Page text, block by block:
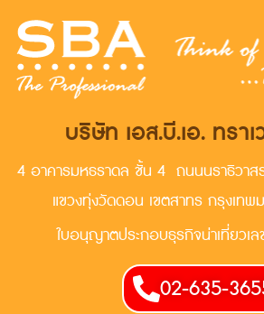
บริษัท เอส.บี.เอ. ทรา
4 อาคารมหธราดล ชั้น 4 ถนนนราธิวา
แขวงทุ่งวัดดอน เขตสาทร กรุงเท
ใบอนุญาตประกอบธุรกิจน่าเที่ยวเ
02-635-